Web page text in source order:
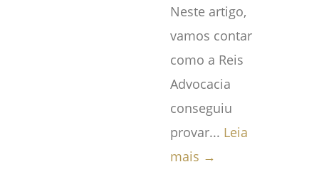
Neste artigo,
vamos contar
como a Reis
Advocacia
conseguiu
provar... Leia
mais →